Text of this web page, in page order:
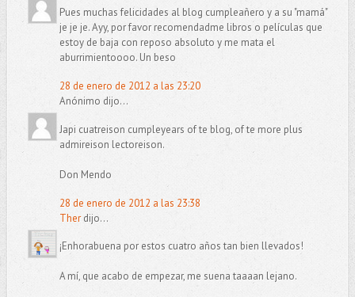
Pues muchas felicidades al blog cumpleañero y a su "mamá"
je je je. Ayy, por favor recomendadme libros o películas que
estoy de baja con reposo absoluto y me mata el
aburrimientoooo. Un beso
28 de enero de 2012 a las 23:20
Anónimo dijo...
Japi cuatreison cumpleyears of te blog, of te more plus
admireison lectoreison.
Don Mendo
28 de enero de 2012 a las 23:38
Therdijo...
¡Enhorabuena por estos cuatro años tan bien llevados!
A mí, que acabo de empezar, me suena taaaan lejano.